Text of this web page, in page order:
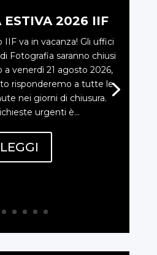
ESTIVA 2026 IIF
IIF va in vacanza! Gli uffici
Fotografia saranno chiusi
a venerdì 21 agosto 2026,
risponderemo a tutte le
nei giorni di chiusura.
urgenti è...
LEGGI